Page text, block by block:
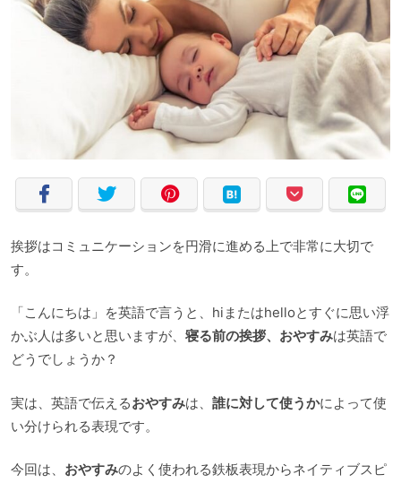
挨拶はコミュニケーションを円滑に進める上で非常に大切で
す。
「こんにちは」を英語で言うと、hiまたはhelloとすぐに思い浮
かぶ人は多いと思いますが、 寝る前の挨拶、おやすみは英語で
どうでしょうか？
実は、英語で伝えるおやすみは、 誰に対して使うかによって使
い分けられる表現です。
今回は、 おやすみのよく使われる鉄板表現からネイティブスピ